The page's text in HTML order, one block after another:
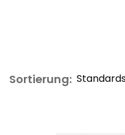
Sortierung: